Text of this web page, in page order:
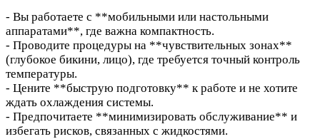
- Вы работаете с **мобильными или настольными
аппаратами**, где важна компактность.
- Проводите процедуры на **чувствительных зонах**
(глубокое бикини, лицо), где требуется точный контроль
температуры.
- Цените **быструю подготовку** к работе и не хотите
ждать охлаждения системы.
- Предпочитаете **минимизировать обслуживание** и
избегать рисков, связанных с жидкостями.